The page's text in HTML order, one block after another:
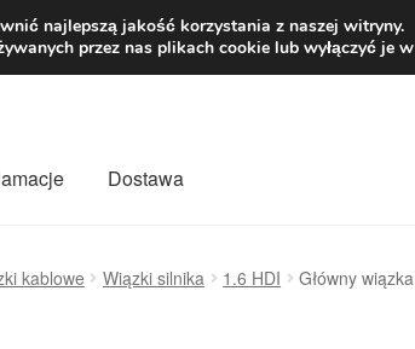
zł
Dostawa
kablowe Wiązki silnika 1.6 HDI
Główny
najlepszą jakość korzystania z naszej witryny.
przez nas plikach cookie lub wyłączyć je w